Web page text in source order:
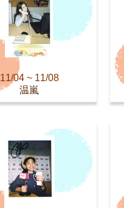
11/04 ~ 11/08
温嵐